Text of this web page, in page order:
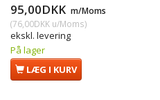
95,00DKK m/Moms
(76,00DKK u/Moms)
ekskl. levering
På lager
LÆG I KURV